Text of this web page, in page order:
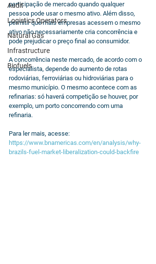
Audit
Logistics Operators
Natural Gas
Infrastructure
Biofuels
participação de mercado quando qualquer
pessoa pode usar o mesmo ativo. Além disso,
permitir que mais empresas acessem o mesmo
ativo não necessariamente cria concorrência e
pode prejudicar o preço final ao consumidor.
A concorrência neste mercado, de acordo com o
especialista, depende do aumento de rotas
rodoviárias, ferroviárias ou hidroviárias para o
mesmo município. O mesmo acontece com as
refinarias: só haverá competição se houver, por
exemplo, um porto concorrendo com uma
refinaria.
Para ler mais, acesse:
https://www.bnamericas.com/en/analysis/why-
brazils-fuel-market-liberalization-could-backfire